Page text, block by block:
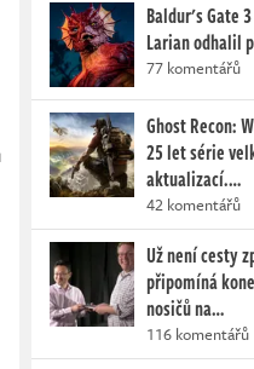
Baldur's Gate
Larian odhalil
77 komentářů
Ghost Recon:
25 let série
aktualizací.…
42 komentářů
Už není cesty
připomíná
nosičů na…
116 komentářů